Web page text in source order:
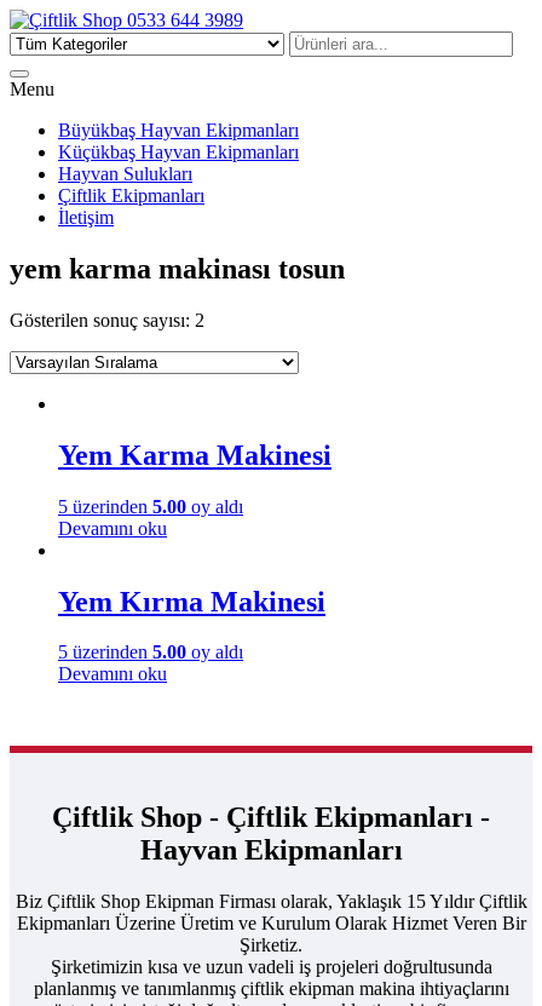
Çiftlik Shop 0533 644 3989
Menu
Büyükbaş Hayvan Ekipmanları
Küçükbaş Hayvan Ekipmanları
Hayvan Sulukları
Çiftlik Ekipmanları
İletişim
yem karma makinası tosun
Gösterilen sonuç sayısı: 2
Yem Karma Makinesi
5 üzerinden 5.00 oy aldı
Devamını oku
Yem Kırma Makinesi
5 üzerinden 5.00 oy aldı
Devamını oku
Çiftlik Shop - Çiftlik Ekipmanları -
Hayvan Ekipmanları
Biz Çiftlik Shop Ekipman Firması olarak, Yaklaşık 15 Yıldır Çiftlik
Ekipmanları Üzerine Üretim ve Kurulum Olarak Hizmet Veren Bir
Şirketiz.
Şirketimizin kısa ve uzun vadeli iş projeleri doğrultusunda
planlanmış ve tanımlanmış çiftlik ekipman makina ihtiyaçlarını